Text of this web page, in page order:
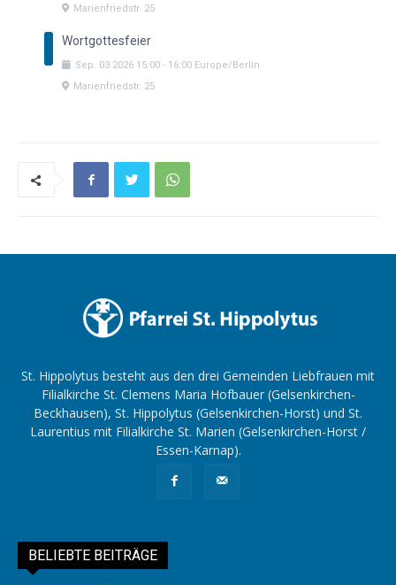
Marienfriedstr. 25
Wortgottesfeier
Sep. 03 2026 15:00 - 16:00 Europe/Berlin
Marienfriedstr. 25
St. Hippolytus besteht aus den drei Gemeinden Liebfrauen mit
Filialkirche St. Clemens Maria Hofbauer (Gelsenkirchen-
Beckhausen), St. Hippolytus (Gelsenkirchen-Horst) und St.
Laurentius mit Filialkirche St. Marien (Gelsenkirchen-Horst /
Essen-Karnap).
BELIEBTE BEITRÄGE